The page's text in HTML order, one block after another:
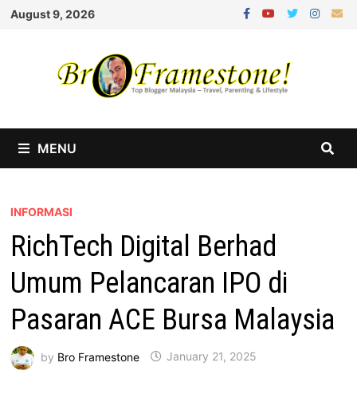
Skip
August 9, 2026
MENU
INFORMASI
RichTech Digital Berhad
Umum Pelancaran IPO di
Pasaran ACE Bursa Malaysia
by Bro Framestone January 21, 2025